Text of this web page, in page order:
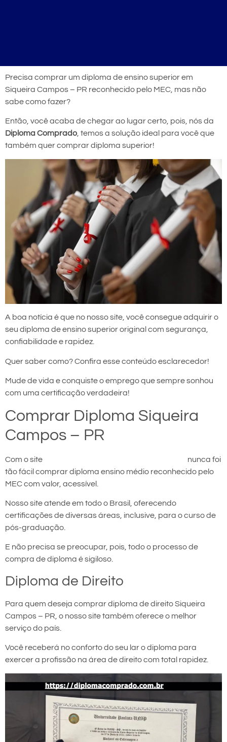
Precisa comprar um diploma de ensino superior em
Siqueira Campos – PR reconhecido pelo MEC, mas não
sabe como fazer?
Então, você acaba de chegar ao lugar certo, pois, nós da
Diploma Comprado, temos a solução ideal para você que
também quer comprar diploma superior!
A boa notícia é que no nosso site, você consegue adquirir o
seu diploma de ensino superior original com segurança,
confiabilidade e rapidez.
Quer saber como? Confira esse conteúdo esclarecedor!
Mude de vida e conquiste o emprego que sempre sonhou
com uma certificação verdadeira!
Comprar Diploma Siqueira
Campos – PR
Com o site
nunca foi
tão fácil comprar diploma ensino médio reconhecido pelo
MEC com valor, acessível.
Nosso site atende em todo o Brasil, oferecendo
certificações de diversas áreas, inclusive, para o curso de
pós-graduação.
E não precisa se preocupar, pois, todo o processo de
compra de diploma é sigiloso.
Diploma de Direito
Para quem deseja comprar diploma de direito Siqueira
Campos – PR, o nosso site também oferece o melhor
serviço do país.
Você receberá no conforto do seu lar o diploma para
exercer a profissão na área de direito com total rapidez.